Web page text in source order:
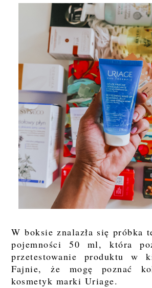
W boksie znalazła się próbka
pojemności 50 ml, która
przetestowanie produktu w
Fajnie, że mogę poznać
kosmetyk marki Uriage.